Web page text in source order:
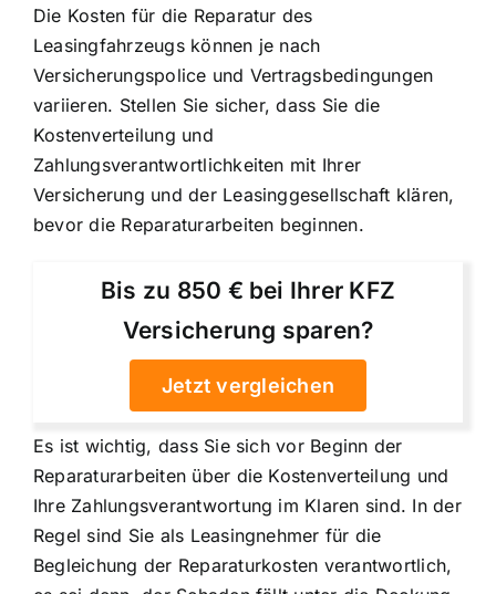
Die Kosten für die Reparatur des
Leasingfahrzeugs können je nach
Versicherungspolice und Vertragsbedingungen
variieren. Stellen Sie sicher, dass Sie die
Kostenverteilung und
Zahlungsverantwortlichkeiten mit Ihrer
Versicherung und der Leasinggesellschaft klären,
bevor die Reparaturarbeiten beginnen.
Bis zu 850 € bei Ihrer KFZ
Versicherung sparen?
Jetzt vergleichen
Es ist wichtig, dass Sie sich vor Beginn der
Reparaturarbeiten über die Kostenverteilung und
Ihre Zahlungsverantwortung im Klaren sind. In der
Regel sind Sie als Leasingnehmer für die
Begleichung der Reparaturkosten verantwortlich,